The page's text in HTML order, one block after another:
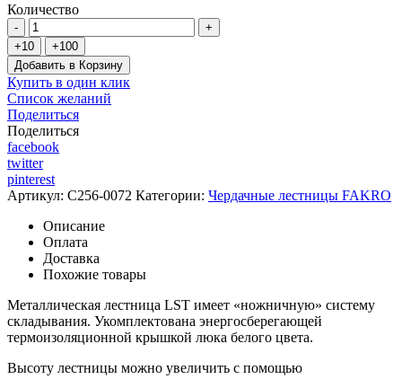
Количество
Добавить в Корзину
Купить в один клик
Список желаний
Поделиться
Поделиться
facebook
twitter
pinterest
Артикул: C256-0072 Категории: Чердачные лестницы FAKRO
Описание
Оплата
Доставка
Похожие товары
Металлическая лестница LST имеет «ножничную» систему
складывания. Укомплектована энергосберегающей
термоизоляционной крышкой люка белого цвета.
Высоту лестницы можно увеличить с помощью